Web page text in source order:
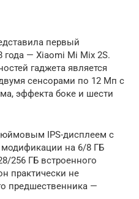
первый
— Xiaomi Mi Mix 2S.
гаджета является
сенсорами по 12 Мп с
эффекта боке и шести
IPS-дисплеем с
на 6/8 ГБ
256 ГБ встроенного
практически не
предшественника —